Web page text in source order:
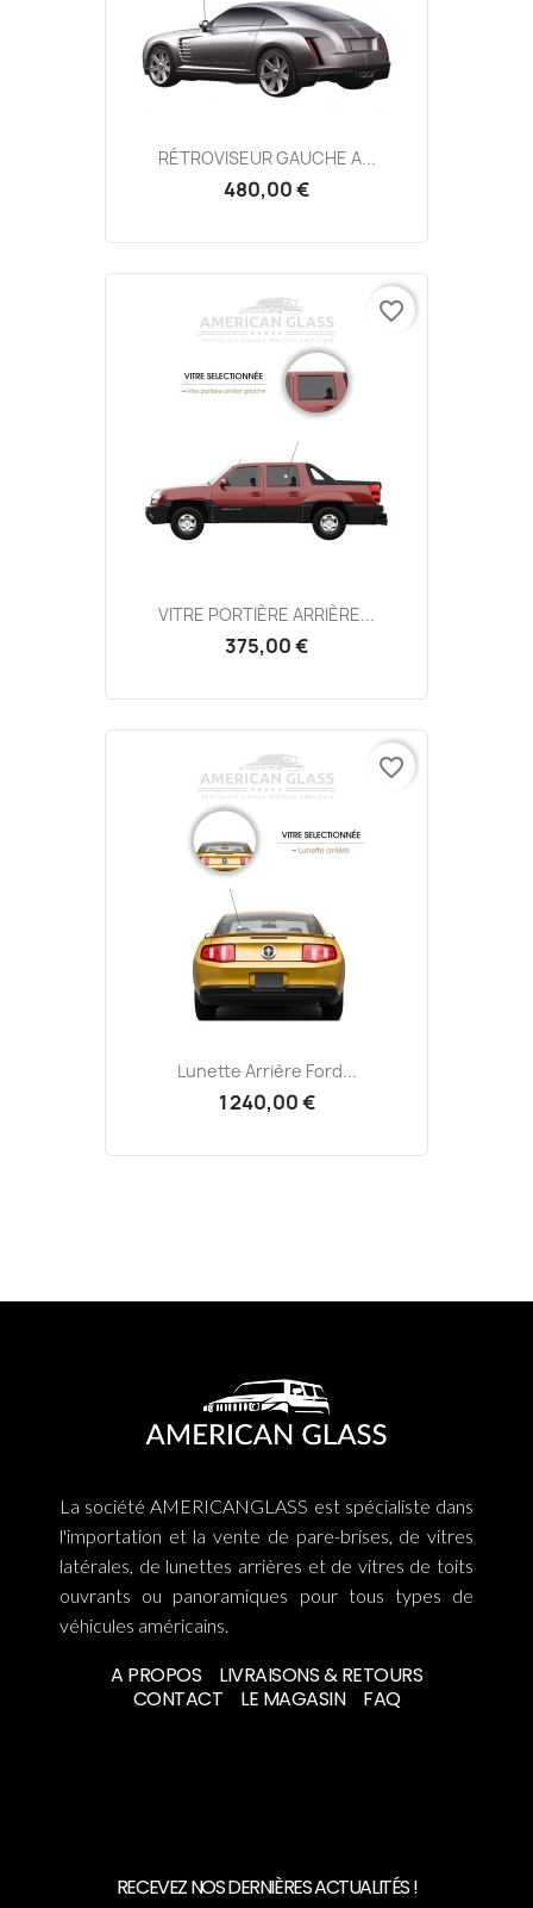
RÉTROVISEUR GAUCHE A...
480,00 €
VITRE PORTIÈRE ARRIÈRE...
375,00 €
favorite_border
Lunette Arrière Ford...
1 240,00 €
favorite_border
La société AMERICANGLASS est spécialiste dans
l'importation et la vente de pare-brises, de vitres
latérales, de lunettes arrières et de vitres de toits
ouvrants ou panoramiques pour tous types de
véhicules américains.
A PROPOS
LIVRAISONS & RETOURS
CONTACT
LE MAGASIN FAQ
RECEVEZ NOS DERNIÈRES ACTUALITÉS !